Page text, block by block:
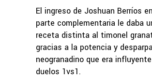
El ingreso de Joshuan Berríos
parte complementaria le daba
receta distinta al timonel
gracias a la potencia y
neogranadino que era
duelos 1vs1.